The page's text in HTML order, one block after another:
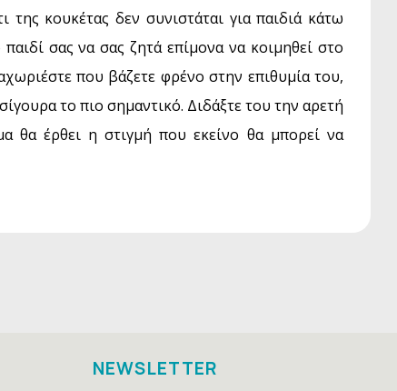
κουκέτας δεν συνιστάται για παιδιά κάτω
σας να σας ζητά επίμονα να κοιμηθεί στο
που βάζετε φρένο στην επιθυμία του,
το πιο σημαντικό. Διδάξτε του την αρετή
θα έρθει η στιγμή που εκείνο θα μπορεί να
NEWSLETTER